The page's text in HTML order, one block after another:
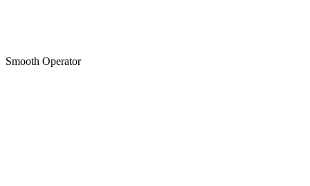
Smooth Operator